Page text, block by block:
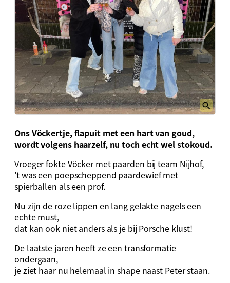
Ons Vöckertje, flapuit met een hart van goud,
wordt volgens haarzelf, nu toch echt wel stokoud.
Vroeger fokte Vöcker met paarden bij team Nijhof,
’t was een poepscheppend paardewief met
spierballen als een prof.
Nu zijn de roze lippen en lang gelakte nagels een
echte must,
dat kan ook niet anders als je bij Porsche klust!
De laatste jaren heeft ze een transformatie
ondergaan,
je ziet haar nu helemaal in shape naast Peter staan.